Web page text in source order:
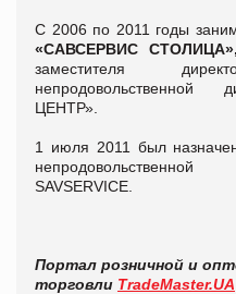
С 2006 по 2011 годы
«САВСЕРВИС СТОЛИЦА»,
заместителя
непродовольственной
ЦЕНТР».
1 июля 2011 был
SAVSERVICE.
Портал розничной и
торговли TradeMaster.UA